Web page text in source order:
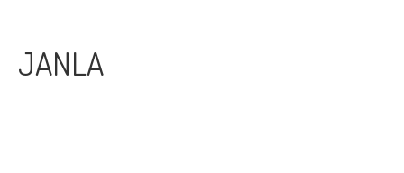
TARJOUSTUOTTEET
JANLA